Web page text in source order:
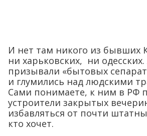
И нет там никого из
ни харьковских, ни одесских.
призывали «бытовых
и глумились над людскими
Сами понимаете, к ним в РФ
устроители закрытых
избавляться от почти
кто хочет.